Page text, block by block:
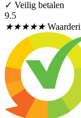
✓ Veilig betalen
9.5
★★★★★